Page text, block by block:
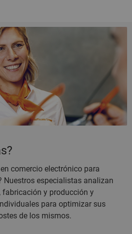
comercio electrónico para
Nuestros especialistas analizan
fabricación y producción y
para optimizar sus
de los mismos.